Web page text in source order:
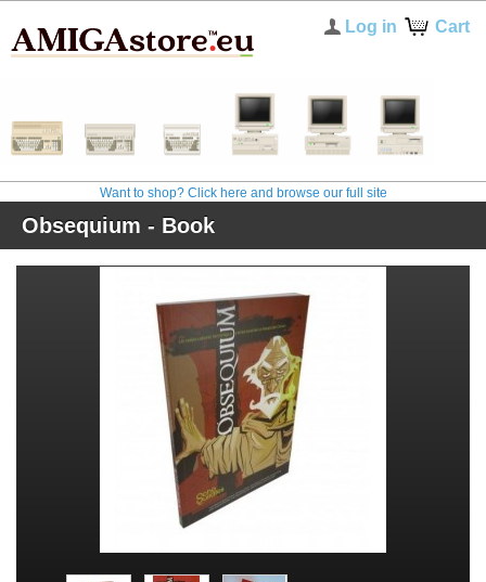
Cart
Log in
Want to shop? Click here and browse our full site
Obsequium - Book